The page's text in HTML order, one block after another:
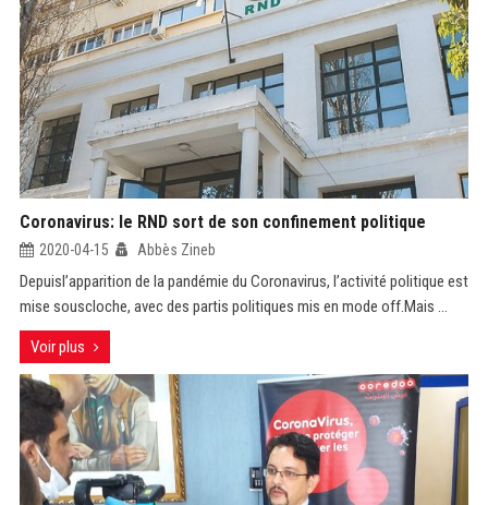
Coronavirus: le RND sort de son confinement politique
2020-04-15 Abbès Zineb
Depuisl’apparition de la pandémie du Coronavirus, l’activité politique est
mise souscloche, avec des partis politiques mis en mode off.Mais ...
Voir plus